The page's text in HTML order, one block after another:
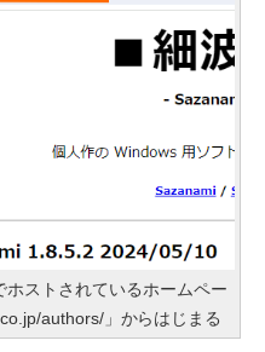
ストされているホームペー
authors/」からはじまる